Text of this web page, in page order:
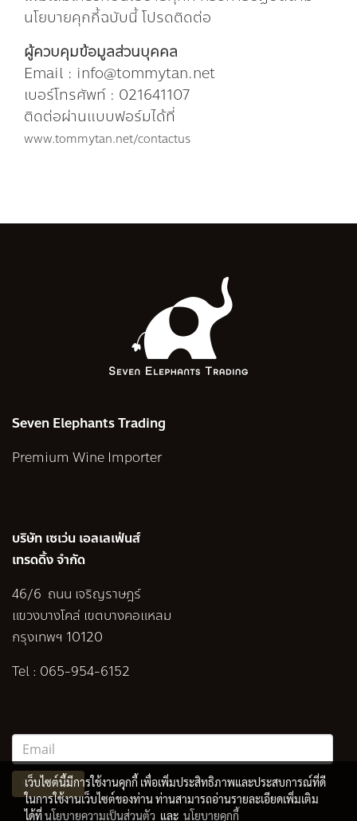
นโยบายคุกกี้ฉบับนี้ โปรดติดต่อ
ผู้ควบคุมข้อมูลส่วนบุคคล
Email : info@tommytan.net
เบอร์โทรศัพท์ : 021641107
ติดต่อผ่านแบบฟอร์มได้ที่
www.tommytan.net/contactus
Seven Elephants Trading
Premium Wine Importer
บริษัท เซเว่น เอลเลเฟ่นส์
เทรดดิ้ง จำกัด
46/6 ถนน เจริญราษฎร์
แขวงบางโคล่ เขตบางคอแหลม
กรุงเทพฯ 10120
Tel : 065-954-6152
Subscribe
เว็บไซต์นี้มีการใช้งานคุกกี้ เพื่อเพิ่มประสิทธิภาพและประสบการณ์ที่ดี
ในการใช้งานเว็บไซต์ของท่าน ท่านสามารถอ่านรายละเอียดเพิ่มเติม
ได้ที่นโยบายความเป็นส่วนตัว และ นโยบายคุกกี้